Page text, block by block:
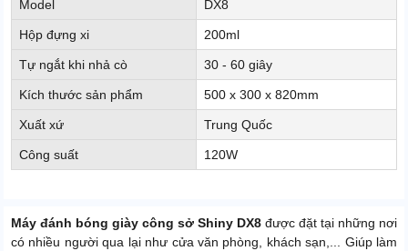
Model DX8
Hộp đựng xi 200ml
Tự ngắt khi nhả cò 30 - 60 giây
Kích thước sản phẩm 500 x 300 x 820mm
Xuất xứ Trung Quốc
Công suất 120W
Máy đánh bóng giày công sở Shiny DX8 được đặt tại những nơi
có nhiều người qua lại như cửa văn phòng, khách sạn,... Giúp làm